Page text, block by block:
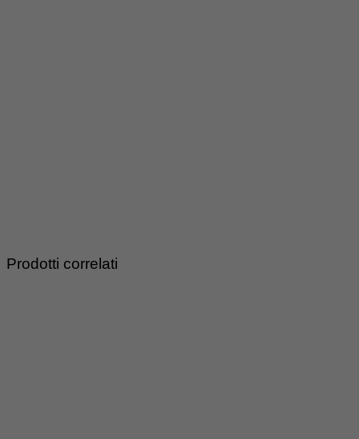
Prodotti correlati